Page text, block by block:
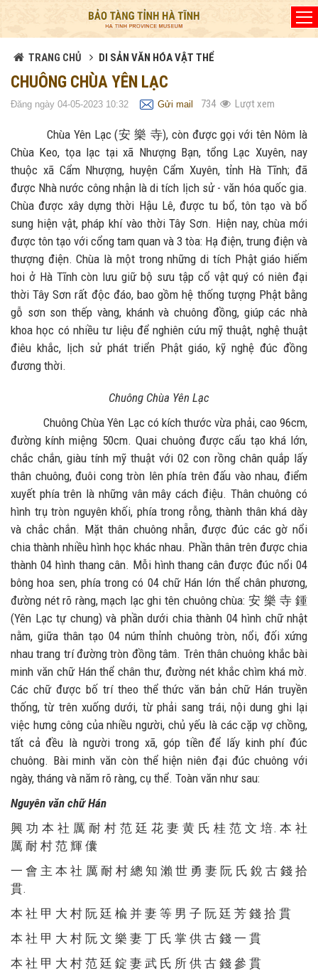
TRANG CHỦ DI SẢN VĂN HÓA VẬT THỂ
CHUÔNG CHÙA YÊN LẠC
Đăng ngày 04-05-2023 10:32 Gửi mail 734 Lượt xem
Chùa Yên Lạc (安 樂 寺), còn được gọi với tên Nôm là
Chùa Keo, tọa lạc tại xã Nhượng Bạn, tổng Lạc Xuyên, nay
thuộc xã Cẩm Nhượng, huyện Cẩm Xuyên, tỉnh Hà Tĩnh; đã
được Nhà nước công nhận là di tích lịch sử - văn hóa quốc gia.
Chùa được xây dựng thời Hậu Lê, được tu bổ, tôn tạo và bổ
sung hiện vật, pháp khí vào thời Tây Sơn. Hiện nay, chùa mới
được tôn tạo với cổng tam quan và 3 tòa: Hạ điện, trung điện và
thượng điện. Chùa là một trong những di tích Phật giáo hiếm
hoi ở Hà Tĩnh còn lưu giữ bộ sưu tập cổ vật quý có niên đại
thời Tây Sơn rất độc đáo, bao gồm hệ thống tượng Phật bằng
gỗ sơn son thếp vàng, khánh và chuông đồng, giúp các nhà
khoa học có nhiều tư liệu để nghiên cứu mỹ thuật, nghệ thuật
điêu khắc, lịch sử phát triển Phật giáo, kỹ nghệ đúc đồng
đương thời.
Chuông Chùa Yên Lạc
Chuông Chùa Yên Lạc có kích thước vừa phải, cao 96cm,
đường kính miệng 50cm. Quai chuông được cấu tạo khá lớn,
chắc chắn, giàu tính mỹ thuật với 02 con rồng chân quắp lấy
thân chuông, đuôi cong tròn lên phía trên đấu vào nhau, điểm
xuyết phía trên là những vân mây cách điệu. Thân chuông có
hình trụ tròn nguyên khối, phía trong rỗng, thành thân khá dày
và chắc chắn. Mặt thân chuông nhẵn, được đúc các gờ nổi
chia thành nhiều hình học khác nhau. Phần thân trên được chia
thành 04 hình thang cân. Mỗi hình thang cân được đúc nổi 04
bông hoa sen, phía trong có 04 chữ Hán lớn thể chân phương,
đường nét rõ ràng, mạch lạc ghi tên chuông chùa: 安 樂 寺 鍾
(Yên Lạc tự chung) và phần dưới chia thành 04 hình chữ nhật
nằm, giữa thân tạo 04 núm thỉnh chuông tròn, nổi, đối xứng
nhau trang trí đường tròn đồng tâm. Trên thân chuông khắc bài
minh văn chữ Hán thể chân thư, đường nét khắc chìm khá mờ.
Các chữ được bố trí theo thể thức văn bản chữ Hán truyền
thống, từ trên xuống dưới, từ phải sang trái, nội dung ghi lại
việc hưng công của nhiều người, chủ yếu là các cặp vợ chồng,
tất cả đều là người trong xã, góp tiền để lấy kinh phí đúc
chuông. Bài minh văn còn thể hiện niên đại đúc chuông với
ngày, tháng và năm rõ ràng, cụ thể. Toàn văn như sau:
Nguyên văn chữ Hán
興 功 本 社 厲 耐 村 范 廷 花 妻 黄 氏 桂 范 文 培. 本 社
厲 耐 村 范 輝 儾
一 會 主 本 社 厲 耐 村 總 知 瀨 世 勇 妻 阮 氏 銳 古 錢 拾
貫.
本 社 甲 大 村 阮 廷 楡 并 妻 等 男 子 阮 廷 芳 錢 拾 貫
本 社 甲 大 村 阮 文 樂 妻 丁 氏 掌 供 古 錢 一 貫
本 社 甲 大 村 范 廷 錠 妻 武 氏 所 供 古 錢 參 貫
Đã kết nối EMC